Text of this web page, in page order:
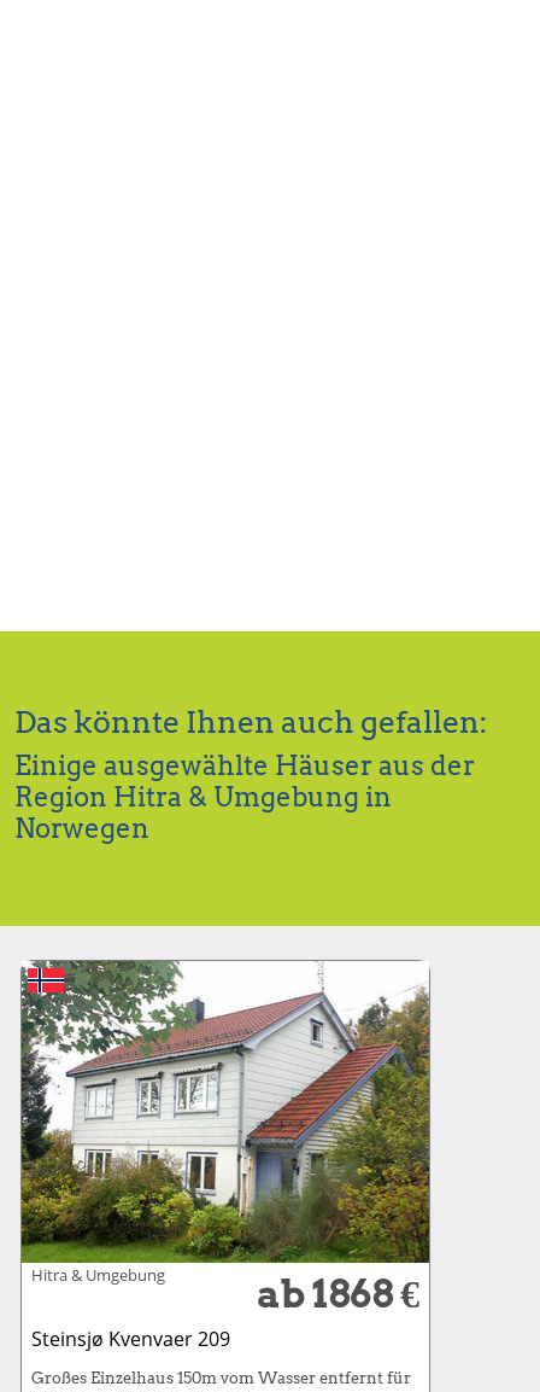
Das könnte Ihnen auch gefallen:
Einige ausgewählte Häuser aus der
Region Hitra & Umgebung in
Norwegen
Hitra & Umgebung ab 1868 €
Steinsjø Kvenvaer 209
Großes Einzelhaus 150m vom Wasser entfernt für